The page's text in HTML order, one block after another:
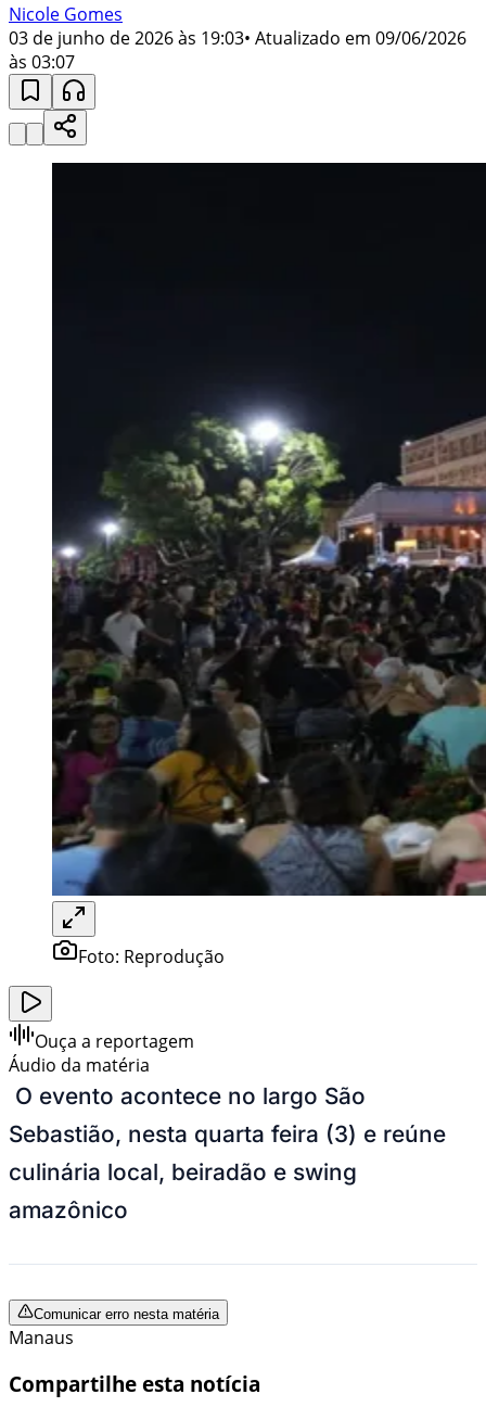
Nicole Gomes
03 de junho de 2026 às 19:03• Atualizado em 09/06/2026
às 03:07
Foto: Reprodução
Ouça a reportagem
Áudio da matéria
O evento acontece no largo São
Sebastião, nesta quarta feira (3) e reúne
culinária local, beiradão e swing
amazônico
Comunicar erro nesta matéria
Manaus
Compartilhe esta notícia